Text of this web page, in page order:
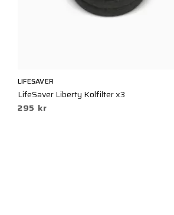
LIFESAVER
LifeSaver Liberty Kolfilter x3
295 kr